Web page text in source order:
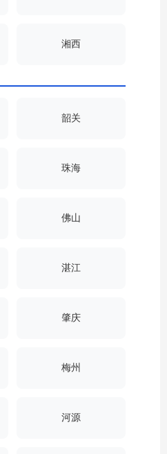
湘西
韶关
珠海
佛山
湛江
肇庆
梅州
河源